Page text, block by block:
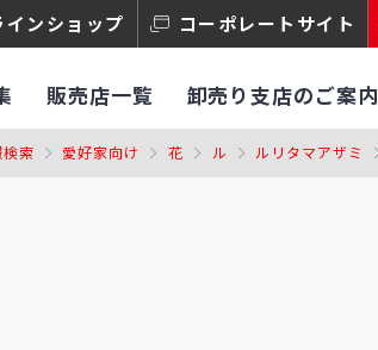
インショップ コーポレートサイト
販売店一覧 卸売り支店のご案内
索 愛好家向け 花 ル ルリタマアザミ